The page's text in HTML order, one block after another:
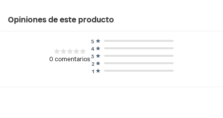
Opiniones de este producto
0comentarios
1
2
3
4
5